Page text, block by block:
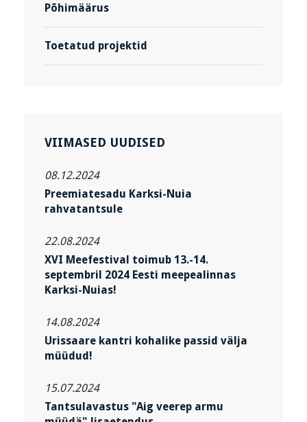
Põhimäärus
Toetatud projektid
VIIMASED UUDISED
08.12.2024
Preemiatesadu Karksi-Nuia
rahvatantsule
22.08.2024
XVI Meefestival toimub 13.-14.
septembril 2024 Eesti meepealinnas
Karksi-Nuias!
14.08.2024
Urissaare kantri kohalike passid välja
müüdud!
15.07.2024
Tantsulavastus "Aig veerep armu